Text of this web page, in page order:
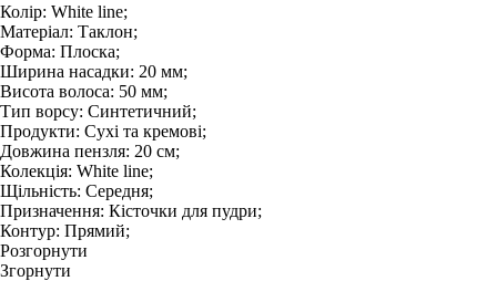
Колір: White line;
Матеріал: Таклон;
Форма: Плоска;
Ширина насадки: 20 мм;
Висота волоса: 50 мм;
Тип ворсу: Синтетичний;
Продукти: Сухі та кремові;
Довжина пензля: 20 см;
Колекція: White line;
Щільність: Середня;
Призначення: Кісточки для пудри;
Контур: Прямий;
Розгорнути
Згорнути